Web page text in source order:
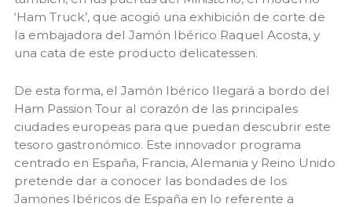
‘Ham Truck’, que acogió una exhibición de corte de
la embajadora del Jamón Ibérico Raquel Acosta, y
una cata de este producto delicatessen.
De esta forma, el Jamón Ibérico llegará a bordo del
Ham Passion Tour al corazón de las principales
ciudades europeas para que puedan descubrir este
tesoro gastronómico. Este innovador programa
centrado en España, Francia, Alemania y Reino Unido
pretende dar a conocer las bondades de los
Jamones Ibéricos de España en lo referente a